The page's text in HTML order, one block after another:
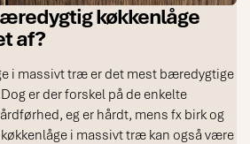
køkkenlåge
af?
i massivt træ er det mest bæredygtige
er der forskel på de enkelte
eg er hårdt, mens fx birk og
i massivt træ kan også være